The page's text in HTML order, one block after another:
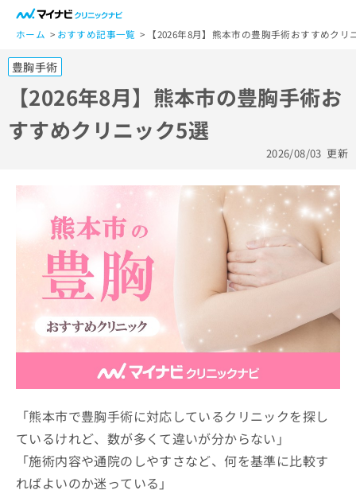
ホーム おすすめ記事一覧 【2026年8月】熊本市の豊胸手術おすすめクリ
豊胸手術
【2026年8月】熊本市の豊胸手術お
すすめクリニック5選
2026/08/03 更新
「熊本市で豊胸手術に対応しているクリニックを探し
ているけれど、数が多くて違いが分からない」
「施術内容や通院のしやすさなど、何を基準に比較す
ればよいのか迷っている」
一
般
ー
ザ
ー
の
方
ニ
ビ
関
す
る
医
方
ら
広
告
広